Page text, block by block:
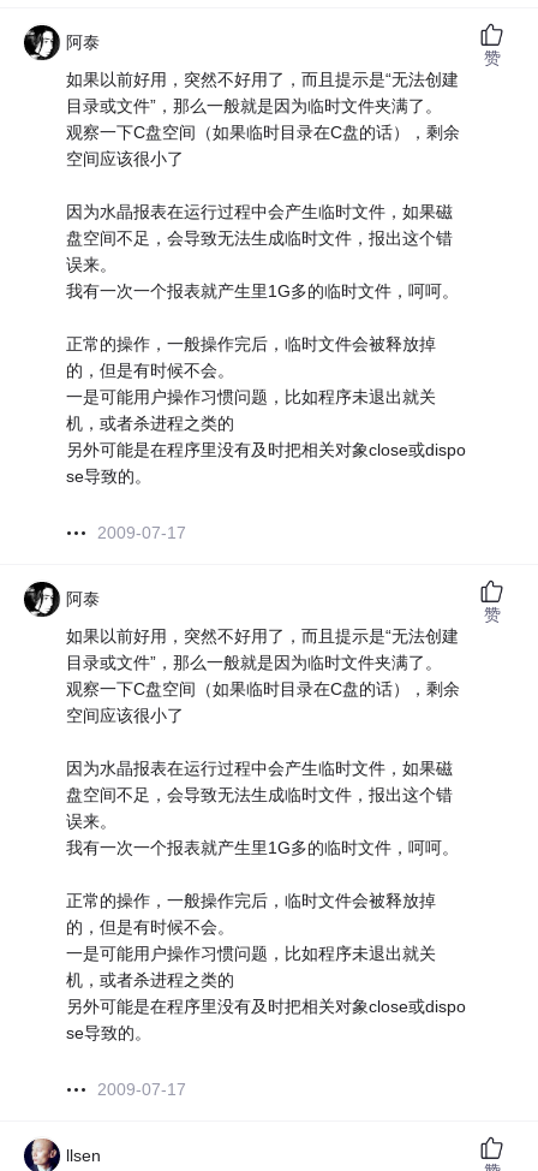
阿泰
如果以前好用，突然不好用了，而且提示是“无法创建
目录或文件”，那么一般就是因为临时文件夹满了。
观察一下C盘空间（如果临时目录在C盘的话），剩余
空间应该很小了
因为水晶报表在运行过程中会产生临时文件，如果磁
盘空间不足，会导致无法生成临时文件，报出这个错
误来。
我有一次一个报表就产生里1G多的临时文件，呵呵。
正常的操作，一般操作完后，临时文件会被释放掉
的，但是有时候不会。
一是可能用户操作习惯问题，比如程序未退出就关
机，或者杀进程之类的
另外可能是在程序里没有及时把相关对象close或dispo
se导致的。
2009-07-17
赞
阿泰
如果以前好用，突然不好用了，而且提示是“无法创建
目录或文件”，那么一般就是因为临时文件夹满了。
观察一下C盘空间（如果临时目录在C盘的话），剩余
空间应该很小了
因为水晶报表在运行过程中会产生临时文件，如果磁
盘空间不足，会导致无法生成临时文件，报出这个错
误来。
我有一次一个报表就产生里1G多的临时文件，呵呵。
正常的操作，一般操作完后，临时文件会被释放掉
的，但是有时候不会。
一是可能用户操作习惯问题，比如程序未退出就关
机，或者杀进程之类的
另外可能是在程序里没有及时把相关对象close或dispo
se导致的。
2009-07-17
赞
llsen